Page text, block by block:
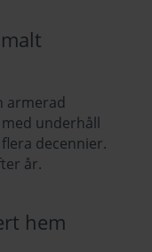
armerad
underhåll
decennier.
år.
hem